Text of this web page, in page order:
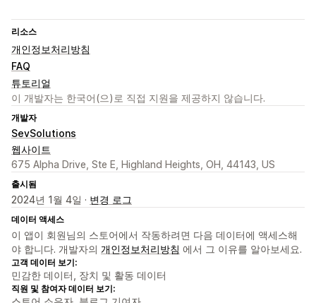
리소스
개인정보처리방침
FAQ
튜토리얼
이 개발자는 한국어(으)로 직접 지원을 제공하지 않습니다.
개발자
SevSolutions
웹사이트
675 Alpha Drive, Ste E, Highland Heights, OH, 44143, US
출시됨
2024년 1월 4일 · 변경 로그
데이터 액세스
이 앱이 회원님의 스토어에서 작동하려면 다음 데이터에 액세스해
야 합니다. 개발자의 개인정보처리방침 에서 그 이유를 알아보세요.
고객 데이터 보기:
민감한 데이터, 장치 및 활동 데이터
직원 및 참여자 데이터 보기: